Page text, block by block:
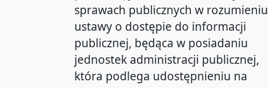
sprawach publicznych w rozumieniu
ustawy o dostępie do informacji
publicznej, będąca w posiadaniu
jednostek administracji publicznej,
która podlega udostępnieniu na